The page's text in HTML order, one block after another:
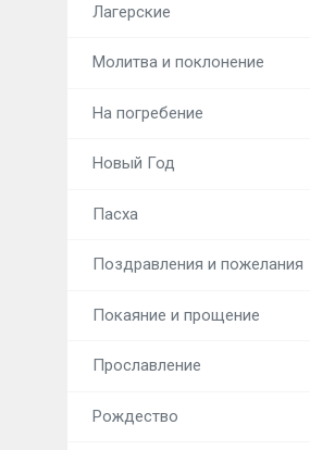
Лагерские
Молитва и поклонение
На погребение
Новый Год
Пасха
Поздравления и пожелания
Покаяние и прощение
Прославление
Рождество